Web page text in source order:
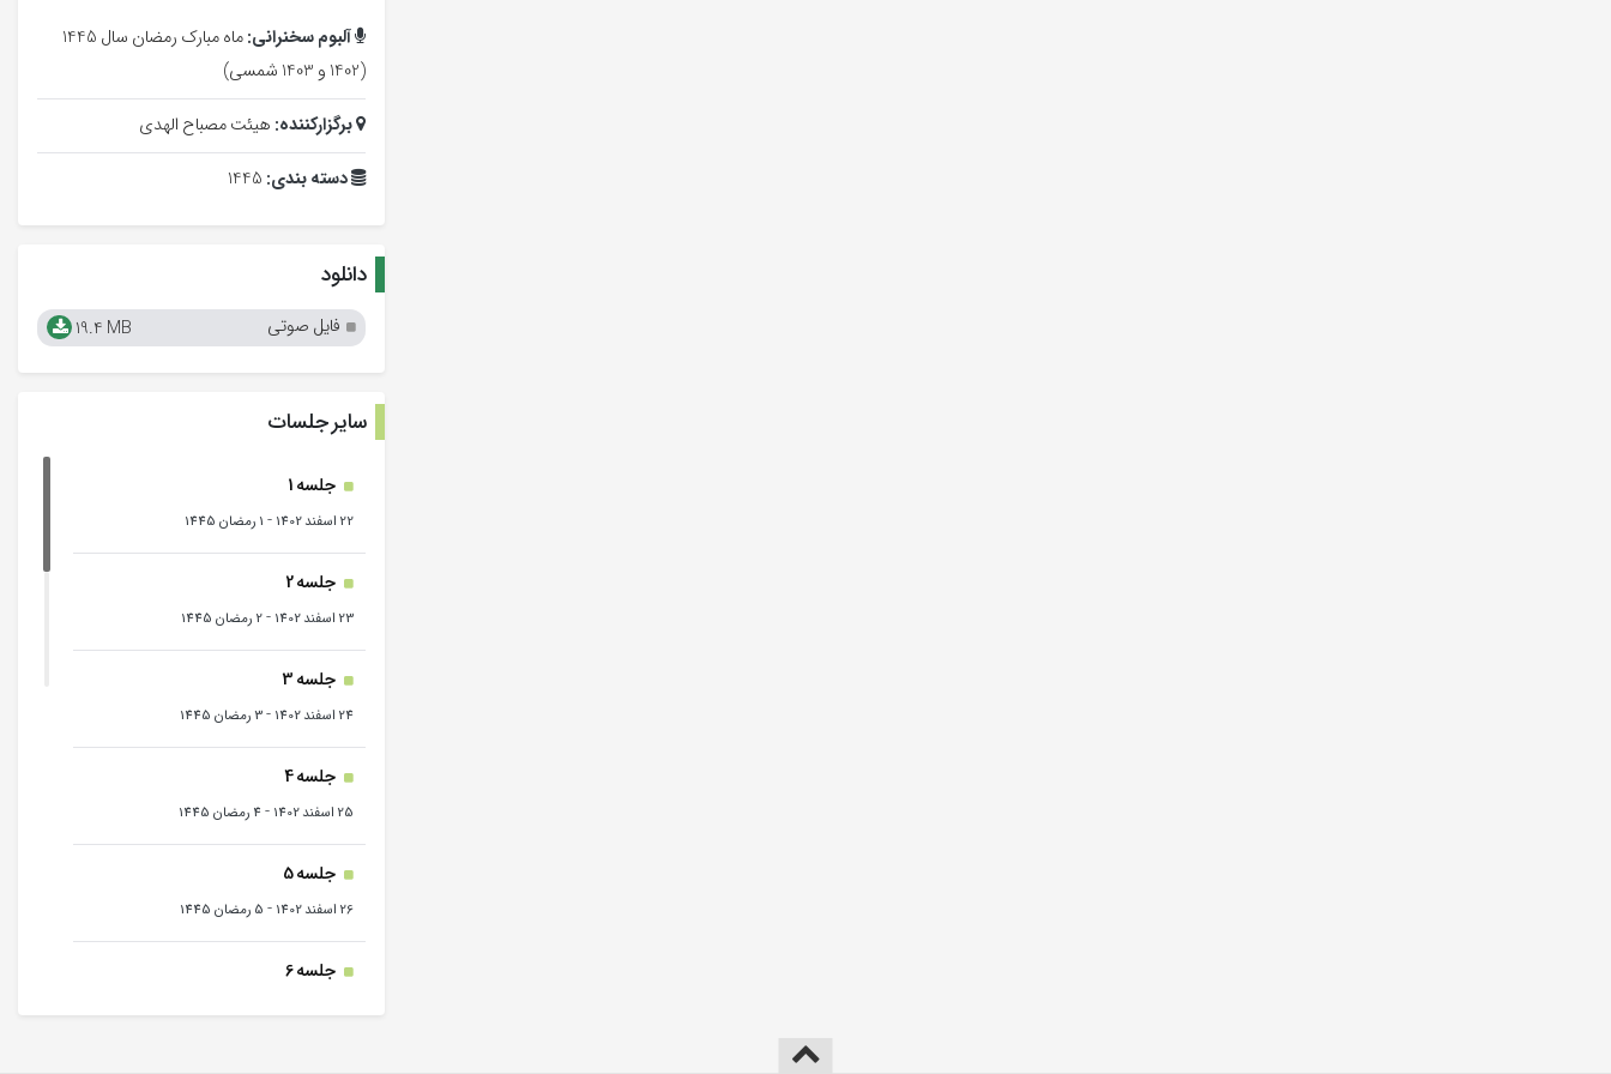
آلبوم سخنرانی:
ماه مبارک رمضان سال 1445
(1402 و 1403 شمسی)
برگزارکننده: هیئت مصباح الهدی
دسته بندی: 1445
دانلود
فایل صوتی 19.4 MB
سایر جلسات
جلسه 1
22 اسفند 1402 - 1 رمضان 1445
جلسه 2
23 اسفند 1402 -2 رمضان 1445
جلسه 3
24 اسفند 1402 -3 رمضان 1445
جلسه 4
25 اسفند 1402 - 4 رمضان 1445
جلسه 5
26 اسفند 1402 - 5 رمضان 1445
جلسه 6